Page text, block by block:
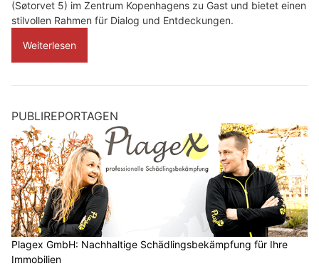
(Søtorvet 5) im Zentrum Kopenhagens zu Gast und bietet einen
stilvollen Rahmen für Dialog und Entdeckungen.
Weiterlesen
PUBLIREPORTAGEN
Plagex GmbH: Nachhaltige Schädlingsbekämpfung für Ihre
Immobilien